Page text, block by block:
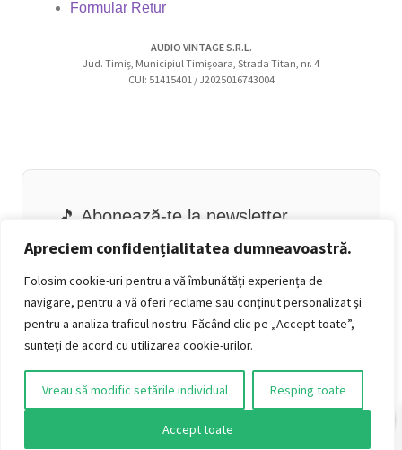
Apreciem confidențialitatea dumneavoastră.
Folosim cookie-uri pentru a vă îmbunătăți experiența de
navigare, pentru a vă oferi reclame sau conținut personalizat și
pentru a analiza traficul nostru. Făcând clic pe „Accept toate”,
sunteți de acord cu utilizarea cookie-urilor.
Vreau să modific setările individual Resping toate
Accept toate
Formular Retur
AUDIO VINTAGE S.R.L.
Jud. Timiș, Municipiul Timișoara, Strada Titan, nr. 4
CUI: 51415401 / J2025016743004
🎵 Abonează-te la newsletter
Email
0